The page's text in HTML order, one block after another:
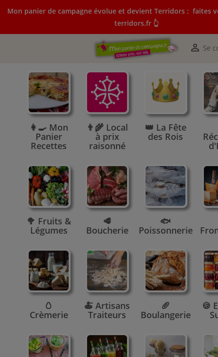
Mon panier de campagne évolue et devient Terridors : faites
terridors.fr 👆
 Se
Mon panier de campagne évolue et devient Terridors:
courses sur terridors.fr 👆
👩‍🍳 Mon
Panier
Recettes
👨‍🌾 Local
à prix
raisonné
👑 La Fête
des Rois
🥦 Fruits &
Légumes
🥩
Boucherie
🐟
Poissonnerie
🥚
Crèmerie
🍝 Artisans
Traiteurs
🥖
Boulangerie
🍪